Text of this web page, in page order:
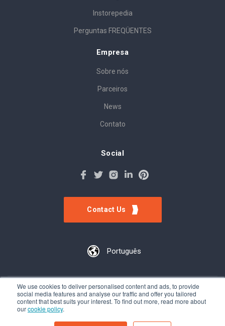
We use cookies to deliver personalised content and ads, to provide
social media features and analyse our traffic and offer you tailored
content that best suits your interest. To find out more, read more about
ourcookie policy.
Português
Instorepedia
Perguntas FREQÜENTES
Empresa
Sobre nós
Parceiros
News
Contato
Social
Contact Us
©Tokinomo. Copyright 2022. All Rights Reserved. Patent awarded
A201500317, Patent pending A201900056
Terms & Conditions-Privacy Policy